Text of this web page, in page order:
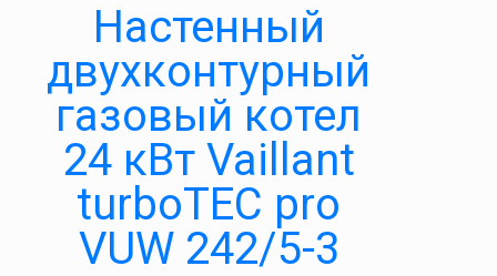
Настенный
двухконтурный
газовый котел
24 кВт Vaillant
turboTEC pro
VUW 242/5-3